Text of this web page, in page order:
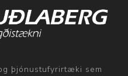
þjónustufyrirtæki sem